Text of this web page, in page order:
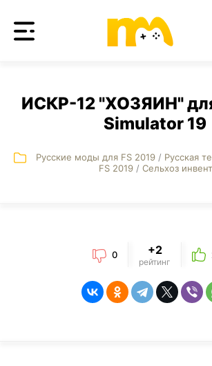
ИСКР-12 "ХОЗЯИН"
Simulator 19
Русские моды для FS 2019/ Русская
FS 2019 / Сельхоз
0 +2
рейтинг